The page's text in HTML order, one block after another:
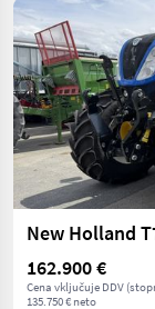
162.900 €
Cena vključuje DDV
135.750 € neto